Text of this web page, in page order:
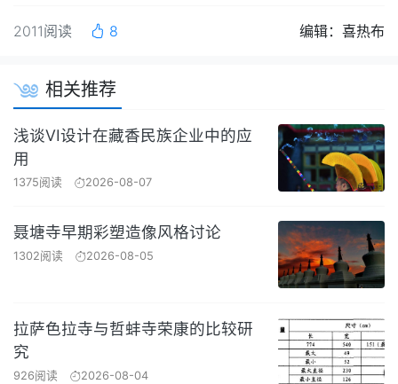
2011阅读 8 编辑：喜热布
相关推荐
浅谈VI设计在藏香民族企业中的应
用
1375阅读 2026-08-07
聂塘寺早期彩塑造像风格讨论
1302阅读 2026-08-05
拉萨色拉寺与哲蚌寺荣康的比较研
究
926阅读 2026-08-04